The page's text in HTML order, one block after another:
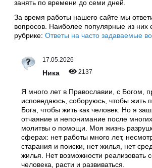
занять по времени до семи дней.
За время работы нашего сайте мы
вопросов. Наиболее популярные из них
рубрике: Ответы на часто задаваемые
17.05.2026
Ника 2137
Я много лет в Православии, с Богом,
исповедаюсь, соборуюсь, чтобы жить
Бога, чтобы жить как человек. Но я
отчаяние и непонимание после
молитвы о помощи. Моя жизнь
сферах: нет работы много лет,
старания и поиски, нет жилья, нет
жилья. Нет возможности реализовать
человека, расти и развиваться.